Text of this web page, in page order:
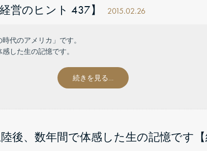
営のヒント 437】 2015.02.26
代のアメリカ」です。
した生の記憶です。
続きを見る…
後、数年間で体感した生の記憶です